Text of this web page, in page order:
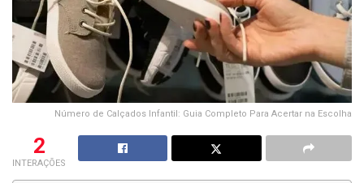
Número de Calçados Infantil: Guia Completo Para Acertar na Escolha
2
INTERAÇÕES